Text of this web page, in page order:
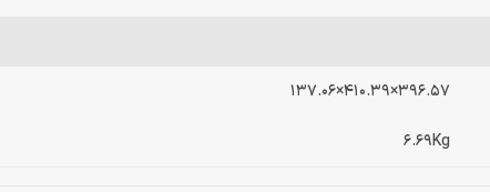
396.57×410.39×137.06
6.69Kg